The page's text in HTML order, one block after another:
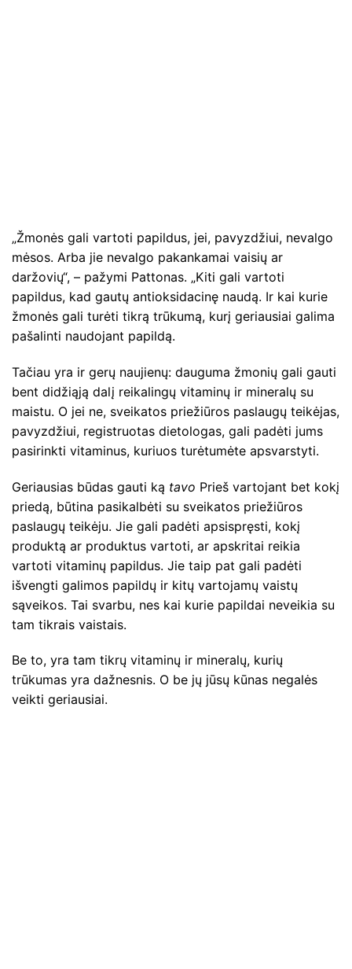
„Žmonės gali vartoti papildus, jei, pavyzdžiui, nevalgo
mėsos. Arba jie nevalgo pakankamai vaisių ar
daržovių“, – pažymi Pattonas. „Kiti gali vartoti
papildus, kad gautų antioksidacinę naudą. Ir kai kurie
žmonės gali turėti tikrą trūkumą, kurį geriausiai galima
pašalinti naudojant papildą.
Tačiau yra ir gerų naujienų: dauguma žmonių gali gauti
bent didžiąją dalį reikalingų vitaminų ir mineralų su
maistu. O jei ne, sveikatos priežiūros paslaugų teikėjas,
pavyzdžiui, registruotas dietologas, gali padėti jums
pasirinkti vitaminus, kuriuos turėtumėte apsvarstyti.
Geriausias būdas gauti ką tavo Prieš vartojant bet kokį
priedą, būtina pasikalbėti su sveikatos priežiūros
paslaugų teikėju. Jie gali padėti apsispręsti, kokį
produktą ar produktus vartoti, ar apskritai reikia
vartoti vitaminų papildus. Jie taip pat gali padėti
išvengti galimos papildų ir kitų vartojamų vaistų
sąveikos. Tai svarbu, nes kai kurie papildai neveikia su
tam tikrais vaistais.
Be to, yra tam tikrų vitaminų ir mineralų, kurių
trūkumas yra dažnesnis. O be jų jūsų kūnas negalės
veikti geriausiai.